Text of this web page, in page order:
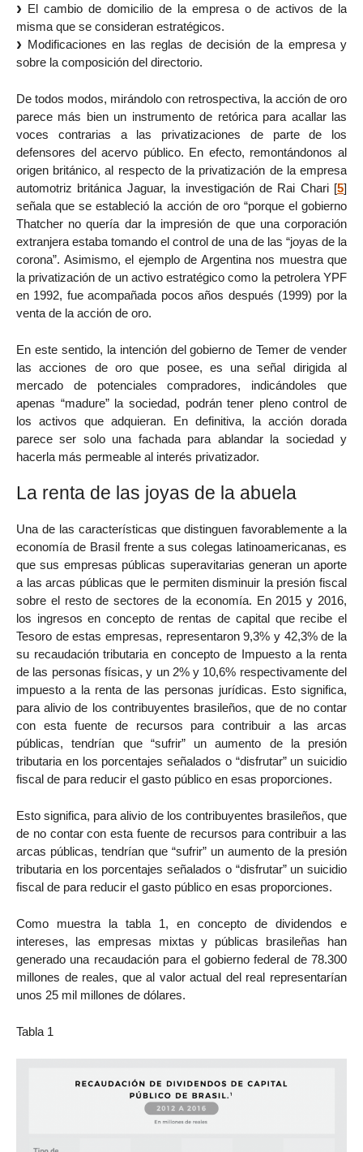
El cambio de domicilio de la empresa o de activos de la
misma que se consideran estratégicos.
Modificaciones en las reglas de decisión de la empresa y
sobre la composición del directorio.
De todos modos, mirándolo con retrospectiva, la acción de oro
parece más bien un instrumento de retórica para acallar las
voces contrarias a las privatizaciones de parte de los
defensores del acervo público. En efecto, remontándonos al
origen británico, al respecto de la privatización de la empresa
automotriz británica Jaguar, la investigación de Rai Chari[5]
señala que se estableció la acción de oro “porque el gobierno
Thatcher no quería dar la impresión de que una corporación
extranjera estaba tomando el control de una de las “joyas de la
corona”. Asimismo, el ejemplo de Argentina nos muestra que
la privatización de un activo estratégico como la petrolera YPF
en 1992, fue acompañada pocos años después (1999) por la
venta de la acción de oro.
En este sentido, la intención del gobierno de Temer de vender
las acciones de oro que posee, es una señal dirigida al
mercado de potenciales compradores, indicándoles que
apenas “madure” la sociedad, podrán tener pleno control de
los activos que adquieran. En definitiva, la acción dorada
parece ser solo una fachada para ablandar la sociedad y
hacerla más permeable al interés privatizador.
La renta de las joyas de la abuela
Una de las características que distinguen favorablemente a la
economía de Brasil frente a sus colegas latinoamericanas, es
que sus empresas públicas superavitarias generan un aporte
a las arcas públicas que le permiten disminuir la presión fiscal
sobre el resto de sectores de la economía. En 2015 y 2016,
los ingresos en concepto de rentas de capital que recibe el
Tesoro de estas empresas, representaron 9,3% y 42,3% de la
su recaudación tributaria en concepto de Impuesto a la renta
de las personas físicas, y un 2% y 10,6% respectivamente del
impuesto a la renta de las personas jurídicas. Esto significa,
para alivio de los contribuyentes brasileños, que de no contar
con esta fuente de recursos para contribuir a las arcas
públicas, tendrían que “sufrir” un aumento de la presión
tributaria en los porcentajes señalados o “disfrutar” un suicidio
fiscal de para reducir el gasto público en esas proporciones.
Esto significa, para alivio de los contribuyentes brasileños, que
de no contar con esta fuente de recursos para contribuir a las
arcas públicas, tendrían que “sufrir” un aumento de la presión
tributaria en los porcentajes señalados o “disfrutar” un suicidio
fiscal de para reducir el gasto público en esas proporciones.
Como muestra la tabla 1, en concepto de dividendos e
intereses, las empresas mixtas y públicas brasileñas han
generado una recaudación para el gobierno federal de 78.300
millones de reales, que al valor actual del real representarían
unos 25 mil millones de dólares.
Tabla 1